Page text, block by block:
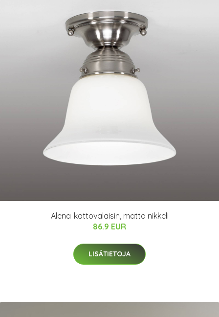
Alena-kattovalaisin, matta nikkeli
86.9 EUR
LISÄTIETOJA